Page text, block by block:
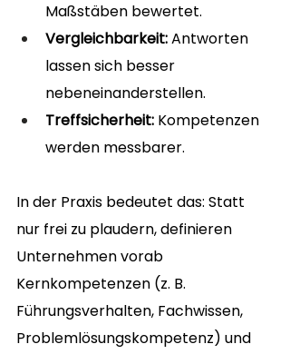
Maßstäben bewertet.
Vergleichbarkeit: Antworten
lassen sich besser
nebeneinanderstellen.
Treffsicherheit: Kompetenzen
werden messbarer.
In der Praxis bedeutet das: Statt
nur frei zu plaudern, definieren
Unternehmen vorab
Kernkompetenzen (z. B.
Führungsverhalten, Fachwissen,
Problemlösungskompetenz) und